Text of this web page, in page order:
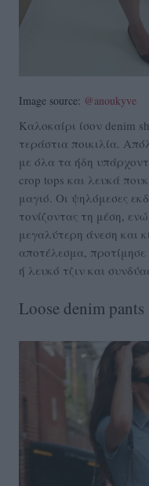
Image source: @anoukyve
Καλοκαίρι ίσον denim
τεράστια ποικιλία.
με όλα τα ήδη
crop tops και λευκά
μαγιό. Οι ψηλόμεσες
τονίζοντας τη μέση,
μεγαλύτερη άνεση και
αποτέλεσμα,
ή λευκό τζιν και
Loose denim pants